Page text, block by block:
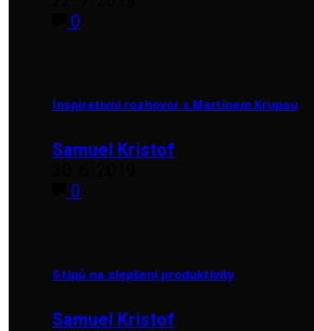
0
Inspirativní rozhovor s Martinem Krupou
Samuel Kristof
0
6 tipů na zlepšení produktivity
Samuel Kristof